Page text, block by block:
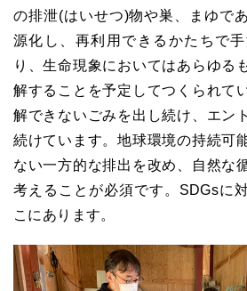
の排泄(はいせつ)物や巣、まゆで
源化し、再利用できるかたちで
り、生命現象においてはあらゆる
解することを予定してつくられて
解できないごみを出し続け、エン
続けています。地球環境の持続可
ない一方的な排出を改め、自然な
考えることが必須です。SDGsに
こにあります。